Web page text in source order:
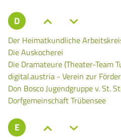
D
Der Heimatkundliche
Die Auskocherei
Die Dramateure (Theater-Team
digital.austria - Verein zur
Don Bosco Jugendgruppe v. St.
Dorfgemeinschaft Trübensee
E